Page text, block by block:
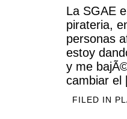
La SGAE
pirateria,
personas
estoy
y me
cambiar
FILED IN